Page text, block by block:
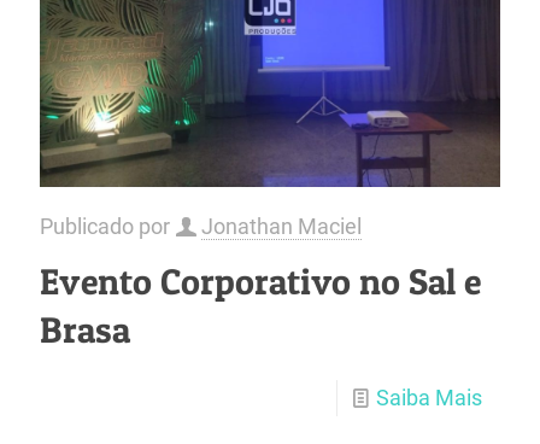
Publicado por Jonathan Maciel
Evento Corporativo no Sal e
Brasa
Saiba Mais